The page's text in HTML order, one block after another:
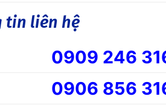
tin liên hệ
0909 246
0906 856